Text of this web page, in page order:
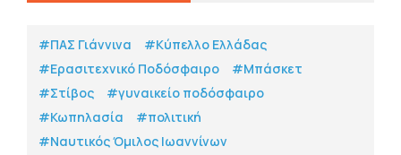
#ΠΑΣ Γιάννινα
#Κύπελλο Ελλάδας
#Eρασιτεχνικό Ποδόσφαιρο
#Μπάσκετ
#Στίβος
#γυναικείο ποδόσφαιρο
#Κωπηλασία
#πολιτική
#Ναυτικός Όμιλος Ιωαννίνων